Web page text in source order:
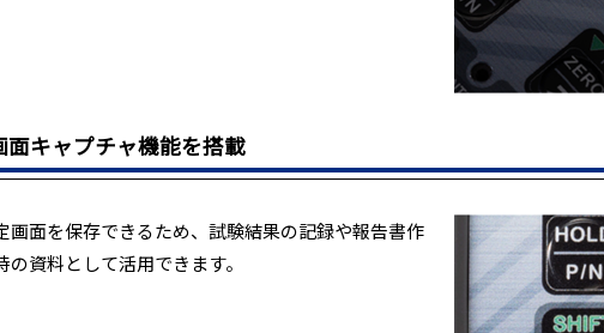
面キャプチャ機能を搭載
画面を保存できるため、試験結果の記録や報告書作
の資料として活用できます。